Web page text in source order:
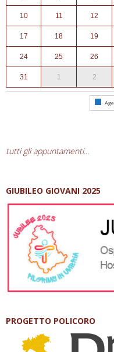
10 11 12
17 18 19
24 25 26
31 1 2
tutti gli appuntamenti...
GIUBILEO GIOVANI 2025
PROGETTO POLICORO